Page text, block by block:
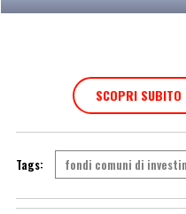
SCOPRI
fondi comuni di